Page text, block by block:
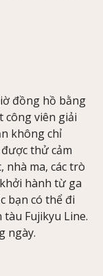
đồng hồ bằng
công viên giải
không chỉ
thử cảm
nhà ma, các trò
hành từ ga
bạn có thể đi
Fujikyu Line.
ngày.